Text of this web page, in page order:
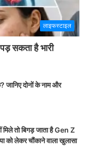
लाइफस्टाइल
सकता है भारी
जानिए दोनों के नाम और
तो बिगड़ जाता है Gen Z
को लेकर चौंकाने वाला खुलासा